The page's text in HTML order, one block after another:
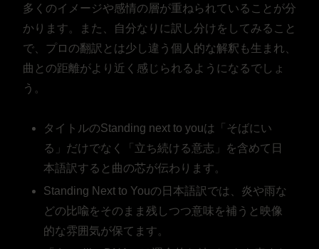
多くのイメージや感情の層が重ねられていることが分
かります。また、自分なりに訳し分けをしてみること
で、プロの翻訳とは少し違う個人的な解釈も生まれ、
曲との距離がより近く感じられるようになるでしょ
う。
タイトルのStanding next to youは「そばにい
る」だけでなく「立ち続ける意志」を含めて日
本語訳すると曲の芯が伝わります。
Standing Next to Youの日本語訳では、炎や雨な
どの比喩をそのまま残しつつ意味を補うと映像
的な雰囲気が保てます。